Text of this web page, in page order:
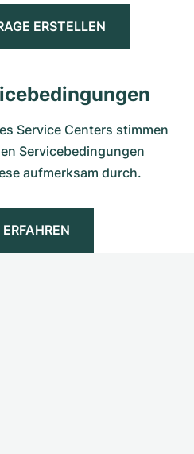
ERSTELLEN
Service Centers stimmen
Servicebedingungen
aufmerksam durch.